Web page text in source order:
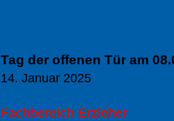
Tag der offenen Tür am
14. Januar 2025
Fachbereich Erzieher